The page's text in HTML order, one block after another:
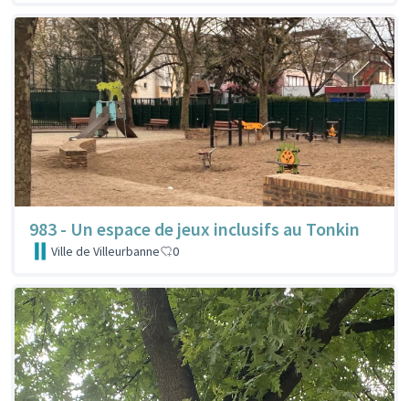
983 - Un espace de jeux inclusifs au Tonkin
Ville de Villeurbanne 0